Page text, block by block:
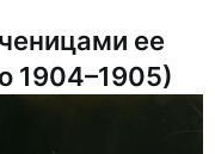
ее
1904–1905)